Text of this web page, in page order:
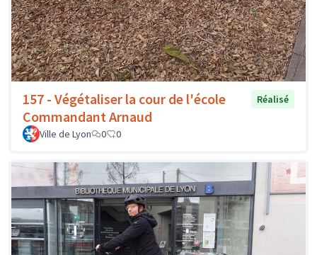
157 - Végétaliser la cour de l'école
Commandant Arnaud
Réalisé
Ville de Lyon 0 0